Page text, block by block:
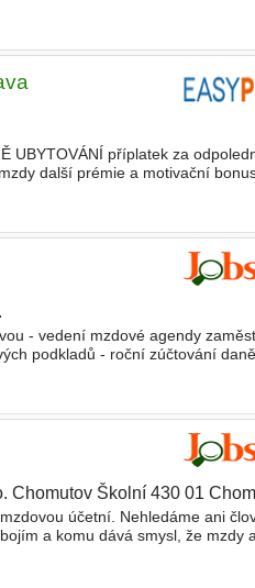
UBYTOVÁNÍ příplatek za
další prémie a motivační
- vedení mzdové agendy
podkladů - roční zúčtování
Chomutov Školní 430 01
účetní. Nehledáme ani
a komu dává smysl, že mzdy